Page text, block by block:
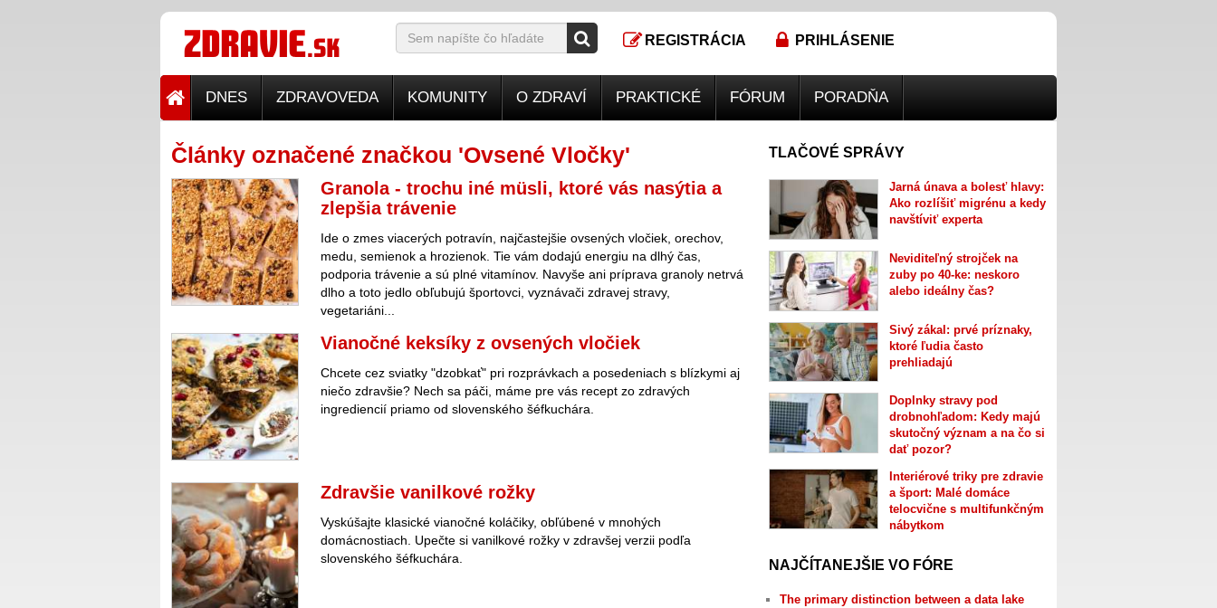
REGISTRÁCIA PRIHLÁSENIE
DNES ZDRAVOVEDA KOMUNITY O ZDRAVÍ PRAKTICKÉ FÓRUM PORADŇA
Články označené značkou 'Ovsené Vločky'
Granola - trochu iné müsli, ktoré vás nasýtia a
zlepšia trávenie
Ide o zmes viacerých potravín, najčastejšie ovsených vločiek, orechov,
medu, semienok a hrozienok. Tie vám dodajú energiu na dlhý čas,
podporia trávenie a sú plné vitamínov. Navyše ani príprava granoly netrvá
dlho a toto jedlo obľubujú športovci, vyznávači zdravej stravy,
vegetariáni...
Vianočné keksíky z ovsených vločiek
Chcete cez sviatky "dzobkať" pri rozprávkach a posedeniach s blízkymi aj
niečo zdravšie? Nech sa páči, máme pre vás recept zo zdravých
ingrediencií priamo od slovenského šéfkuchára.
Zdravšie vanilkové rožky
Vyskúšajte klasické vianočné koláčiky, obľúbené v mnohých
domácnostiach. Upečte si vanilkové rožky v zdravšej verzii podľa
slovenského šéfkuchára.
TLAČOVÉ SPRÁVY
Jarná únava a bolesť hlavy:
Ako rozlíšiť migrénu a kedy
navštíviť experta
Neviditeľný strojček na
zuby po 40-ke: neskoro
alebo ideálny čas?
Sivý zákal: prvé príznaky,
ktoré ľudia často
prehliadajú
Doplnky stravy pod
drobnohľadom: Kedy majú
skutočný význam a na čo si
dať pozor?
Interiérové triky pre zdravie
a šport: Malé domáce
telocvične s multifunkčným
nábytkom
NAJČÍTANEJŠIE VO FÓRE
The primary distinction between a data lake